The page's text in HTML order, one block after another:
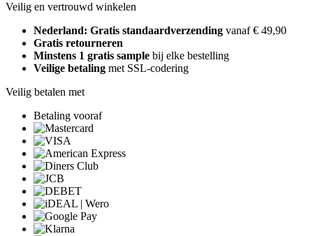
Veilig en vertrouwd winkelen
Nederland: Gratis standaardverzending vanaf € 49,90
Gratis retourneren
Minstens 1 gratis sample bij elke bestelling
Veilige betaling met SSL-codering
Veilig betalen met
Betaling vooraf